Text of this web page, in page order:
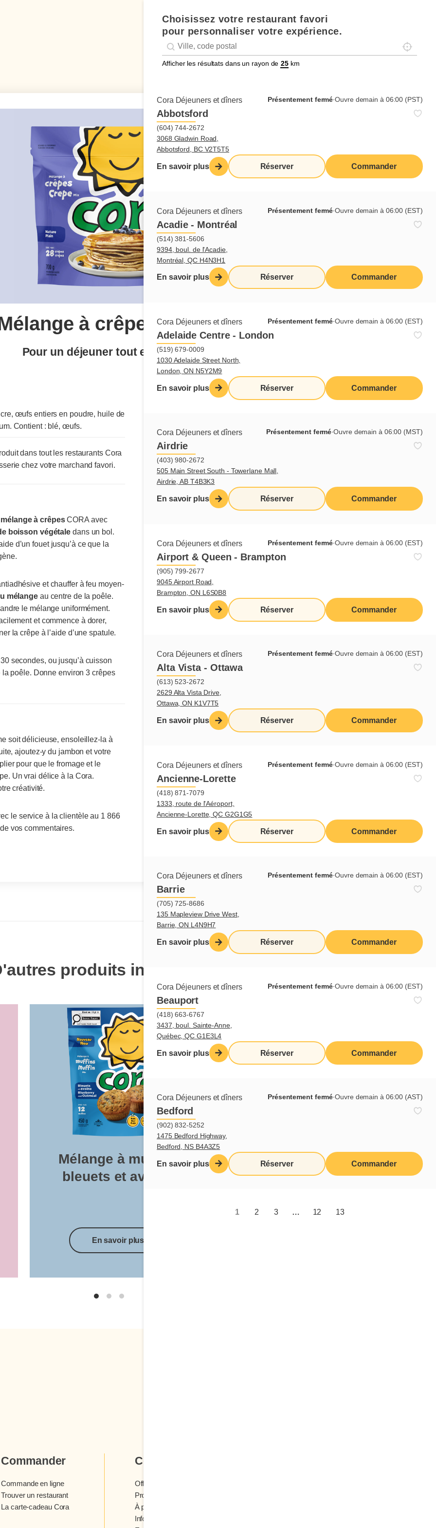
Choisissez votre restaurant favori
pour personnaliser votre expérience.
Geolocation
Géolocalisation Localisez-
Afficher les résultats dans un rayon de km
Cora Déjeuners et dîners Présentement fermé∙Ouvre demain à 06:00 (PST)
Abbotsford
(604) 744-2672
3068 Gladwin Road,
Abbotsford, BC V2T5T5
En savoir plus Réserver Commander
Cora Déjeuners et dîners Présentement fermé∙Ouvre demain à 06:00 (EST)
Acadie - Montréal
(514) 381-5606
9394, boul. de l'Acadie,
Montréal, QC H4N3H1
En savoir plus Réserver Commander
Cora Déjeuners et dîners Présentement fermé∙Ouvre demain à 06:00 (EST)
Adelaide Centre - London
(519) 679-0009
1030 Adelaide Street North,
London, ON N5Y2M9
En savoir plus Réserver Commander
Cora Déjeuners et dîners Présentement fermé∙Ouvre demain à 06:00 (MST)
Airdrie
(403) 980-2672
505 Main Street South - Towerlane Mall,
Airdrie, AB T4B3K3
En savoir plus Réserver Commander
Cora Déjeuners et dîners Présentement fermé∙Ouvre demain à 06:00 (EST)
Airport & Queen - Brampton
(905) 799-2677
9045 Airport Road,
Brampton, ON L6S0B8
En savoir plus Réserver Commander
Cora Déjeuners et dîners Présentement fermé∙Ouvre demain à 06:00 (EST)
Alta Vista - Ottawa
(613) 523-2672
2629 Alta Vista Drive,
Ottawa, ON K1V7T5
En savoir plus Réserver Commander
Cora Déjeuners et dîners Présentement fermé∙Ouvre demain à 06:00 (EST)
Ancienne-Lorette
(418) 871-7079
1333, route de l'Aéroport,
Ancienne-Lorette, QC G2G1G5
En savoir plus Réserver Commander
Cora Déjeuners et dîners Présentement fermé∙Ouvre demain à 06:00 (EST)
Barrie
(705) 725-8686
135 Mapleview Drive West,
Barrie, ON L4N9H7
En savoir plus Réserver Commander
Cora Déjeuners et dîners Présentement fermé∙Ouvre demain à 06:00 (EST)
Beauport
(418) 663-6767
3437, boul. Sainte-Anne,
Québec, QC G1E3L4
En savoir plus Réserver Commander
Cora Déjeuners et dîners Présentement fermé∙Ouvre demain à 06:00 (AST)
Bedford
(902) 832-5252
1475 Bedford Highway,
Bedford, NS B4A3Z5
En savoir plus Réserver Commander
1 2 3 … 12 13
à crêpes nature
Pour un déjeuner tout en saveur!
œufs entiers en poudre, huile de
Contient : blé, œufs.
dans tout les restaurants Cora
chez votre marchand favori.
à crêpesCORA avec
boisson végétale dans un bol.
d’un fouet jusqu’à ce que la
et chauffer à feu moyen-
mélangeau centre de la poêle.
le mélange uniformément.
et commence à dorer,
la crêpe à l’aide d’une spatule.
secondes, ou jusqu’à cuisson
poêle. Donne environ 3 crêpes
soit délicieuse, ensoleillez-la à
ajoutez-y du jambon et votre
pour que le fromage et le
Un vrai délice à la Cora.
créativité.
le service à la clientèle au 1 866
vos commentaires.
Découvrez plus d’astuces ou de recettes
mettant ce produit en vedette:
Crêpes « Salade de fruits »
Crêpes crème brûlée
Crêpes S’mores
Crêpes-délices compotées aux
produits intéressants
Mélange à muffins
bleuets et avoine
En savoir plus
Sirop à saveur de
vanille
Commander
Commande en ligne
Trouver un restaurant
La carte-cadeau Cora
Cora
Offres et concours
Programme fidélité Cora
À propos des restaurants Cora
Infolettre Cora